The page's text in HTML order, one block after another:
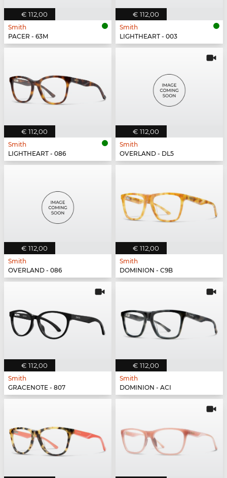
€ 112,00
Smith
PACER - 63M
€ 112,00
Smith
LIGHTHEART - 003
€ 112,00
Smith
LIGHTHEART - 086
€ 112,00
Smith
OVERLAND - DL5
€ 112,00
Smith
OVERLAND - 086
€ 112,00
Smith
DOMINION - C9B
€ 112,00
Smith
GRACENOTE - 807
€ 112,00
Smith
DOMINION - ACI